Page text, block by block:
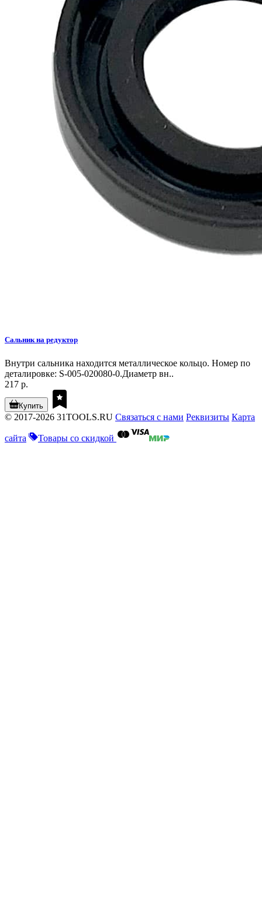
Сальник на редуктор
Внутри сальника находится металлическое кольцо. Номер по
деталировке: S-005-020080-0.Диаметр вн..
217 р.
Купить
© 2017-2026 31TOOLS.RU Связаться с нами Реквизиты Карта
сайта Товары со скидкой